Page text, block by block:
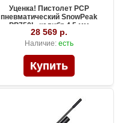
Уценка! Пистолет PCP
пневматический SnowPeak
PP750L, калибр 4.5 мм
28 569 р.
Наличие: есть